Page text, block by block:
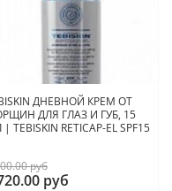
ДНЕВНОЙ КРЕМ ОТ
ДЛЯ ГЛАЗ И ГУБ, 15
TEBISKIN RETICAP-EL SPF15
руб
руб